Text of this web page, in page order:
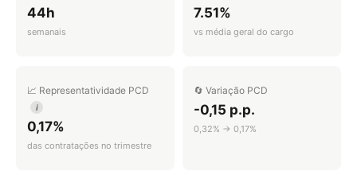
44h
semanais
7.51%
vs média geral do cargo
📈 Representatividade PCD
i
0,17%
das contratações no trimestre
🔄 Variação PCD
-0,15 p.p.
0,32% → 0,17%